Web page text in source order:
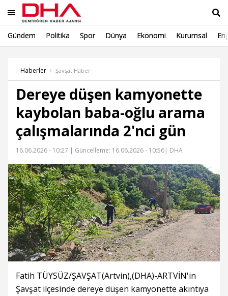
Gündem Politika Spor Dünya Ekonomi Kurumsal
Haberler Şavşat Haber
Dereye düşen kamyonette
kaybolan baba-oğlu arama
çalışmalarında 2'nci gün
16.06.2026 - 10:27 | Güncelleme: 16.06.2026 - 10:56| DHA
Fatih TÜYSÜZ/ŞAVŞAT(Artvin),(DHA)-ARTVİN'in
Şavşat ilçesinde dereye düşen kamyonette akıntıya